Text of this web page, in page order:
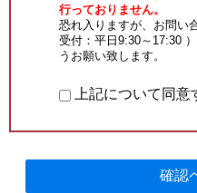
行っておりません。
恐れ入りますが、お問い
受付：平日9:30～17:30
うお願い致します。
上記について同意
確認